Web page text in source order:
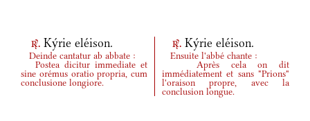
r. Kýrie eléison. r. Kýrie eléison.
Deinde cantatur ab abbate : Ensuite l'abbé chante :
Postea dicitur immediate et
sine orémus oratio propria, cum
conclusione longiore.
Après cela on dit
immédiatement et sans "Prions"
l'oraison propre, avec la
conclusion longue.